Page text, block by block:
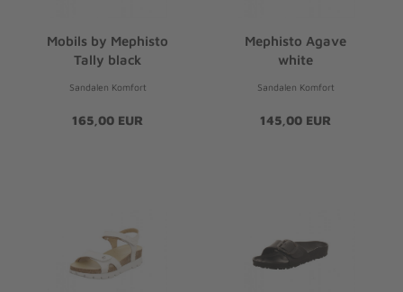
Mobils by Mephisto
Tally black
Sandalen Komfort
165,00 EUR
Mephisto Agave
white
Sandalen Komfort
145,00 EUR